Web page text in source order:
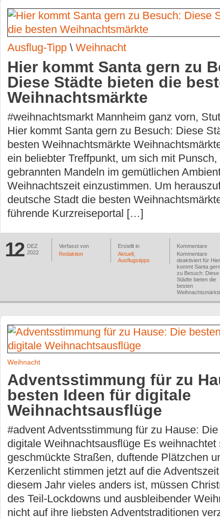
Ausflug-Tipp \ Weihnacht
Hier kommt Santa gern zu
Diese Städte bieten die
Weihnachtsmärkte
#weihnachtsmarkt Mannheim ganz vorn,
Hier kommt Santa gern zu Besuch: Diese
besten Weihnachtsmärkte
ein beliebter Treffpunkt, um sich mit
gebrannten Mandeln im gemütlichen
Weihnachtszeit einzustimmen. Um
deutsche Stadt die besten
führende Kurzreiseportal […]
12
DEZ
2022
Verfasst von
Redaktion
Erstellt in
Aktuell
Ausflugstipps
Kommentare
Kommentare
deaktiviert für Hier
kommt Santa gern
zu Besuch: Diese
Städte bieten die
besten
Weihnacht
Adventsstimmung für zu
besten Ideen für digitale
Weihnachtsausflüge
#advent Adventsstimmung für zu Hause:
digitale Weihnachtsausflüge Es weihnachtet
geschmückte Straßen, duftende Plätzchen
Kerzenlicht stimmen jetzt auf die
diesem Jahr vieles anders ist, müssen
des Teil-Lockdowns und ausbleibender
nicht auf ihre liebsten Adventstraditionen